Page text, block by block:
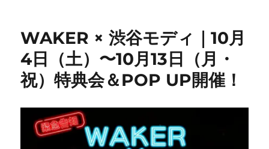
WAKER × 渋谷モディ｜10月
4日（土）〜10月13日（月・
祝）特典会＆POP UP開催！